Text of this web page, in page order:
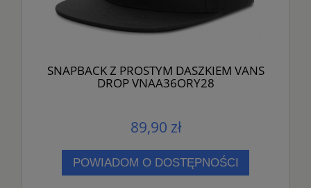
SNAPBACK Z PROSTYM DASZKIEM VANS
DROP VNAA36ORY28
89,90 zł
POWIADOM O DOSTĘPNOŚCI